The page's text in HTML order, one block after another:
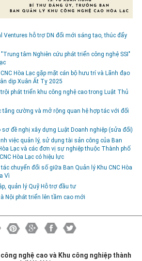
Ventures hỗ trợ DN đổi mới sáng tạo, thúc đẩy
tâm Nghiên cứu phát triển công nghệ SSI"
Hòa Lạc gặp mặt cán bộ hưu trí và Lãnh đạo
dịp Xuân Ất Tỵ 2025
phát triển khu công nghệ cao trong Luật Thủ
tăng cường và mở rộng quan hệ hợp tác với đối
sơ đề nghị xây dựng Luật Doanh nghiệp (sửa đổi)
việc quản lý, sử dụng tài sản công của Ban
Lạc và các đơn vị sự nghiệp thuộc Thành phố
Hòa Lạc có hiệu lực
chuyển đổi số giữa Ban Quản lý Khu CNC Hòa
Vì
quản lý Quỹ Hỗ trợ đầu tư
Nội phát triển lên tầm cao mới
công nghệ cao và Khu công nghiệp thành